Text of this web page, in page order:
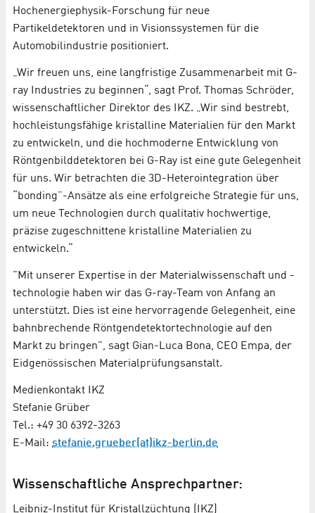
Hochenergiephysik-Forschung für neue
Partikeldetektoren und in Visionssystemen für die
Automobilindustrie positioniert.
„Wir freuen uns, eine langfristige Zusammenarbeit mit G-
ray Industries zu beginnen“, sagt Prof. Thomas Schröder,
wissenschaftlicher Direktor des IKZ. „Wir sind bestrebt,
hochleistungsfähige kristalline Materialien für den Markt
zu entwickeln, und die hochmoderne Entwicklung von
Röntgenbilddetektoren bei G-Ray ist eine gute Gelegenheit
für uns. Wir betrachten die 3D-Heterointegration über
“bonding”-Ansätze als eine erfolgreiche Strategie für uns,
um neue Technologien durch qualitativ hochwertige,
präzise zugeschnittene kristalline Materialien zu
entwickeln.“
"Mit unserer Expertise in der Materialwissenschaft und -
technologie haben wir das G-ray-Team von Anfang an
unterstützt. Dies ist eine hervorragende Gelegenheit, eine
bahnbrechende Röntgendetektortechnologie auf den
Markt zu bringen", sagt Gian-Luca Bona, CEO Empa, der
Eidgenössischen Materialprüfungsanstalt.
Medienkontakt IKZ
Stefanie Grüber
Tel.: +49 30 6392-3263
E-Mail: stefanie.grueber(at)ikz-berlin.de
Wissenschaftliche Ansprechpartner:
Leibniz-Institut für Kristallzüchtung (IKZ)